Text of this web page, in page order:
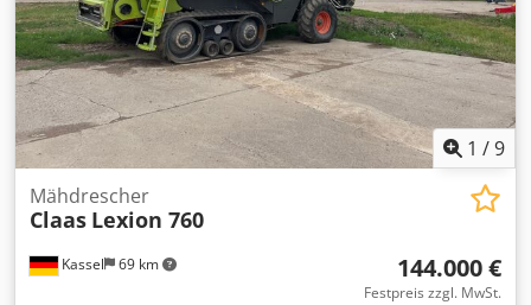
1 /9
Kassel 69 km
Mähdrescher
Claas Lexion 760
144.000 €
Festpreis zzgl. MwSt.